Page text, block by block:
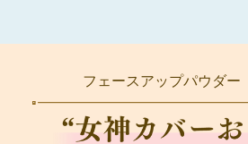
フェースアップパウダー